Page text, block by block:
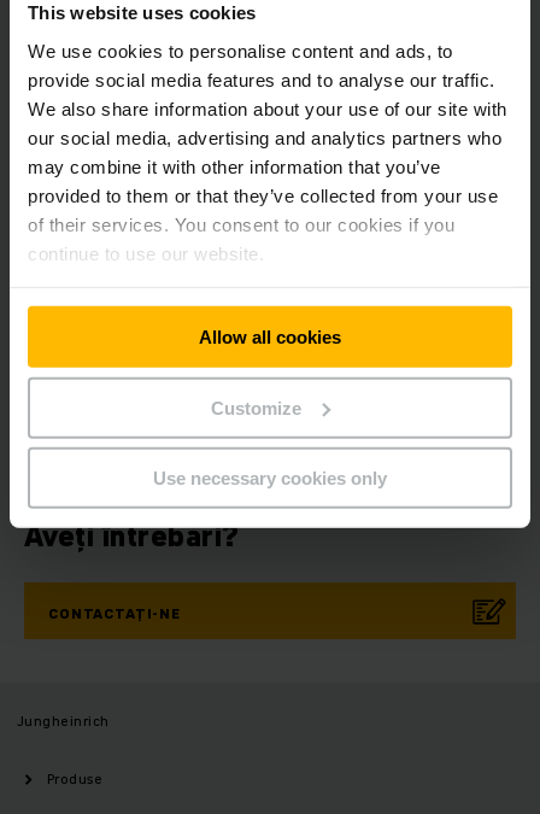
This website uses cookies
We use cookies to personalise content and ads, to
provide social media features and to analyse our traffic.
We also share information about your use of our site with
our social media, advertising and analytics partners who
may combine it with other information that you’ve
provided to them or that they’ve collected from your use
of their services. You consent to our cookies if you
continue to use our website.
Allow all cookies
Customize
Use necessary cookies only
superioară își găsesc utilitatea în cele mai variate
echipamente și informează asupra celor mai importante date
de funcționare a utilajului, precum starea de încărcare a
bateriei cu afișarea timpului rămas până la următoarea
încărcare, orele de funcționare, programele de deplasare sau
înălțimea de ridicare și capacitatea reziduală. În plus, de la
display poate fi operat și un sistem de acces fără cheie.
Aveți întrebări?
CONTACTAȚI-NE
Jungheinrich
Produse